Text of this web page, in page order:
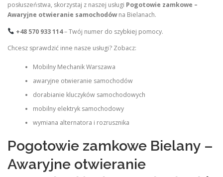
posłuszeństwa, skorzystaj z naszej usługi Pogotowie zamkowe –
Awaryjne otwieranie samochodówna Bielanach.
+48 570 933 114– Twój numer do szybkiej pomocy.
Chcesz sprawdzić inne nasze usługi? Zobacz:
Mobilny Mechanik Warszawa
awaryjne otwieranie samochodów
dorabianie kluczyków samochodowych
mobilny elektryk samochodowy
wymiana alternatora i rozrusznika
Pogotowie zamkowe Bielany –
Awaryjne otwieranie